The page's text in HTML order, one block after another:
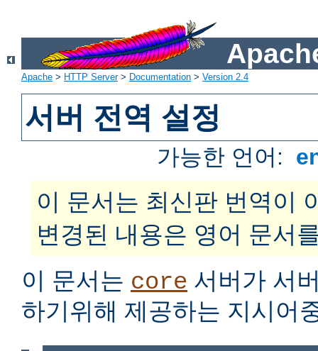
Apache > HTTP Server> Documentation > Version 2.4
서버 전역 설정
가능한 언어:
이 문서는 최신판 번역이
변경된 내용은 영어 문서
이 문서는 core 서버가 서
하기위해 제공하는 지시어